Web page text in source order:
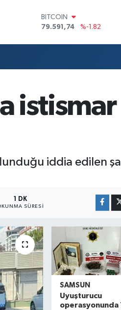
DOLAR
45,43620
%0.02
BİST100
14.598,00
%0
BITCOIN
istismar
iddia edilen
1 DK
SÜRESI
SAMSUN
Uyuşturucu
operasyonunda